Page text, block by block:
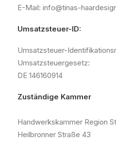
E-Mail: info@tinas-
Umsatzsteuer-ID:
Umsatzsteuer-
Umsatzsteuergesetz:
DE 146160914
Zuständige Kammer
Handwerkskammer Region
Heilbronner Straße 43